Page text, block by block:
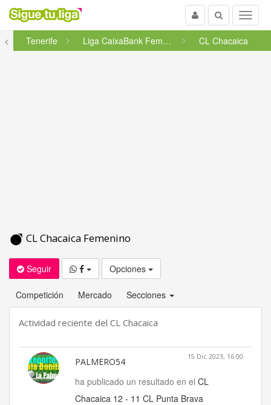
Menu
Buscar
Usuario
<
Tenerife Liga CaixaBank Femenina Teneri... CL Chacaica
CL Chacaica Femenino
Seguir Opciones
Competición Mercado Secciones
Actividad reciente del CL Chacaica
PALMERO54 15 Dic 2023, 16:00
ha publicado un resultado en el CL
Chacaica 12 - 11 CL Punta Brava